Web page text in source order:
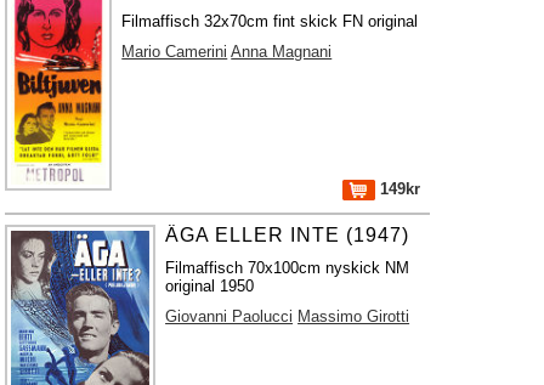
Filmaffisch 32x70cm fint skick FN original
Mario Camerini Anna Magnani
149kr
ÄGA ELLER INTE (1947)
Filmaffisch 70x100cm nyskick NM
original 1950
Giovanni Paolucci Massimo Girotti